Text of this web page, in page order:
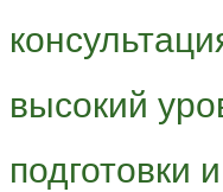
высокий
подготовки